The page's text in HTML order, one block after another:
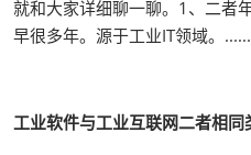
就和大家详细聊一聊。1、二者
早很多年。源于工业IT领域。......
工业软件与工业互联网二者相同